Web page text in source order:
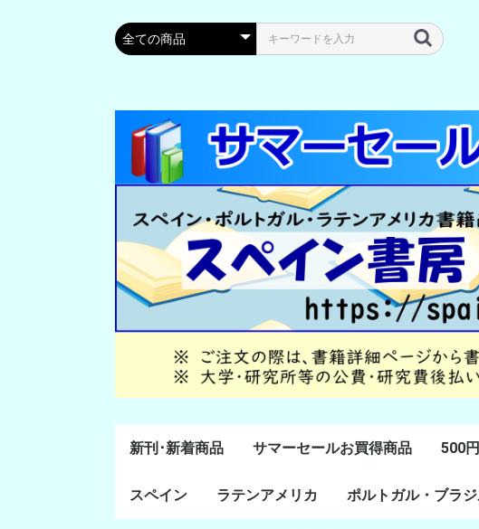
新刊･新着商品 サマーセールお買得商品 500
スペイン ラテンアメリカ ポルトガル・ブラ